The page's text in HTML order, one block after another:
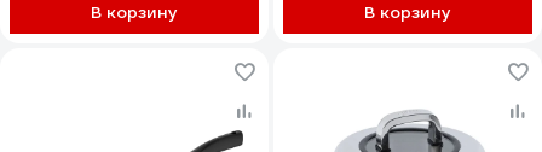
В корзину В корзину